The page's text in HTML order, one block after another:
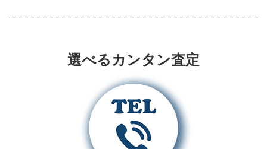
選べるカンタン査定